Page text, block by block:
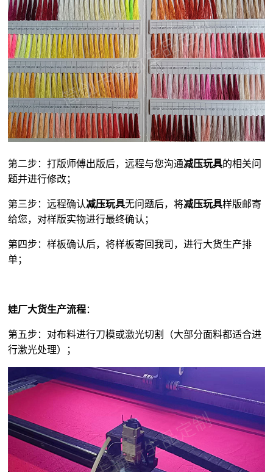
第二步：打版师傅出版后，远程与您沟通减压玩具的相关问
题并进行修改；
第三步：远程确认减压玩具无问题后，将减压玩具样版邮寄
给您，对样版实物进行最终确认；
第四步：样板确认后，将样板寄回我司，进行大货生产排
单；
娃厂大货生产流程：
第五步：对布料进行刀模或激光切割（大部分面料都适合进
行激光处理）；